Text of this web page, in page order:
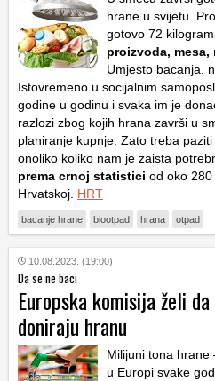
hrane u svijetu.
gotovo 72
proizvoda,
Umjesto bacanja,
Istovremeno u socijalnim
godine u godinu i svaka im je
razlozi zbog kojih hrana završi u
planiranje kupnje. Zato treba
onoliko koliko nam je zaista
prema crnoj statistici od oko
Hrvatskoj. HRT
bacanje hrane biootpad hrana otpad
10.08.2023. (19:00)
Da se ne baci
Europska komisija želi
doniraju hranu
Milijuni tona hrane
u Europi svake